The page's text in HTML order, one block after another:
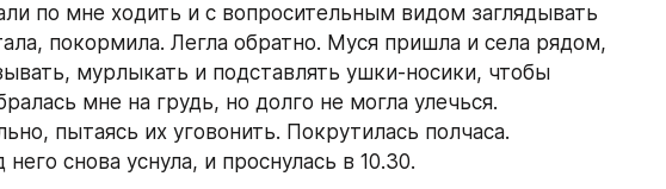
по мне ходить и с вопросительным видом заглядывать
покормила. Легла обратно. Муся пришла и села рядом,
мурлыкать и подставлять ушки-носики, чтобы
мне на грудь, но долго не могла улечься.
пытаясь их уговонить. Покрутилась полчаса.
снова уснула, и проснулась в 10.30.